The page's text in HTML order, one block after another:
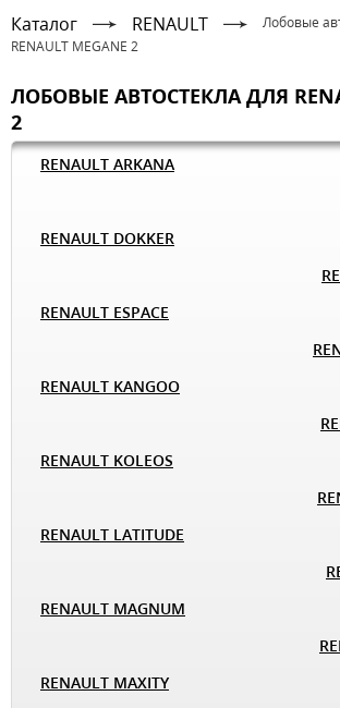
Каталог RENAULT
Лобовые
RENAULT MEGANE 2
ЛОБОВЫЕ АВТОСТЕКЛА ДЛЯ
2
RENAULT ARKANA
RENAULT DOKKER
RENAULT ESPACE
RENAULT KANGOO
RENAULT KOLEOS
RENAULT LATITUDE
RENAULT MAGNUM
RENAULT MAXITY